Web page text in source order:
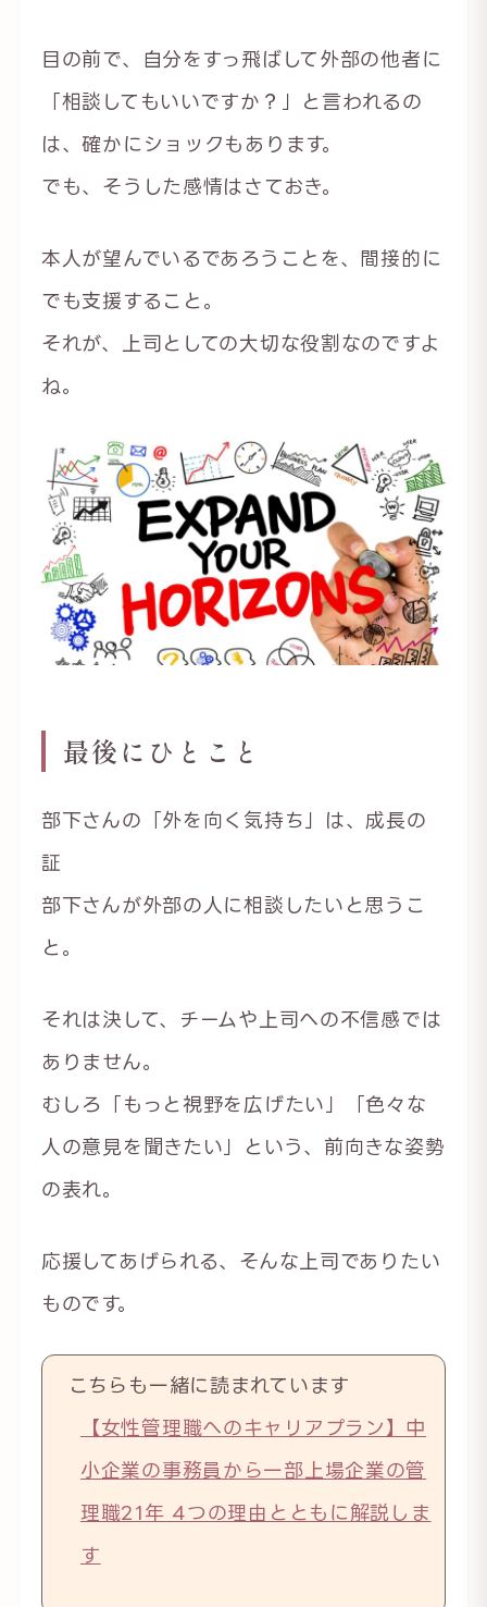
目の前で、自分をすっ飛ばして外部の他者に
「相談してもいいですか？」と言われるの
は、確かにショックもあります。
でも、そうした感情はさておき。
本人が望んでいるであろうことを、間接的に
でも支援すること。
それが、上司としての大切な役割なのですよ
ね。
最後にひとこと
部下さんの「外を向く気持ち」は、成長の
証
部下さんが外部の人に相談したいと思うこ
と。
それは決して、チームや上司への不信感では
ありません。
むしろ「もっと視野を広げたい」「色々な
人の意見を聞きたい」という、前向きな姿勢
の表れ。
応援してあげられる、そんな上司でありたい
ものです。
こちらも一緒に読まれています
【女性管理職へのキャリアプラン】中
小企業の事務員から一部上場企業の管
理職21年 4つの理由とともに解説しま
す